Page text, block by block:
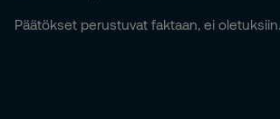
Päätökset perustuvat faktaan, ei oletuksiin.